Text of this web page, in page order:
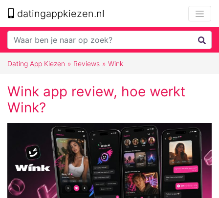
datingappkiezen.nl
Dating App Kiezen » Reviews » Wink
Wink app review, hoe werkt
Wink?